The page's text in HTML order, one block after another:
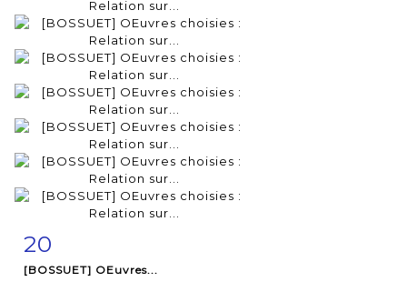
Item detail
20
[BOSSUET] OEuvres...